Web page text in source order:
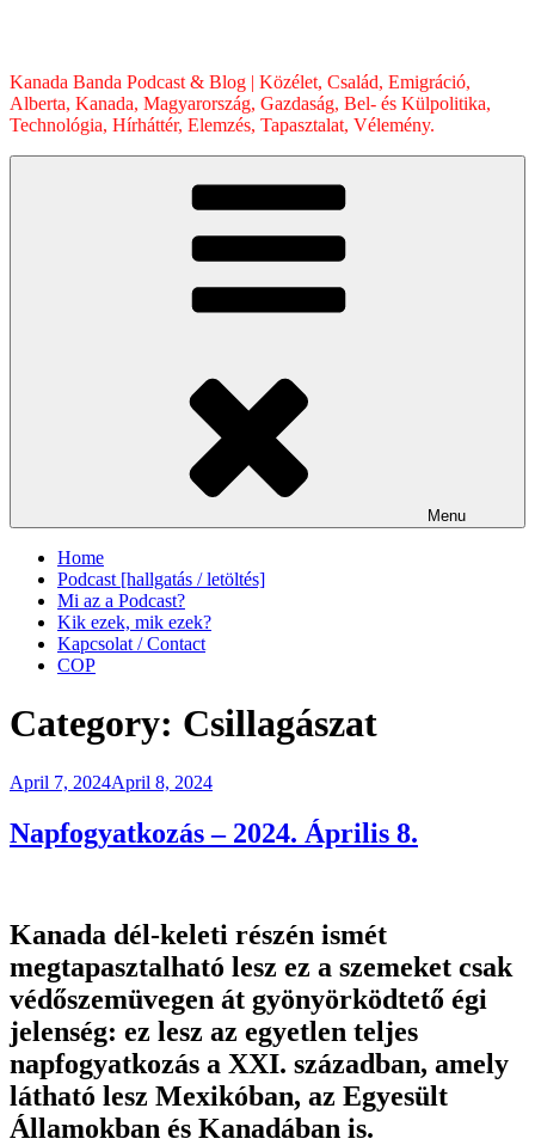
Kanada Banda Podcast & Blog | Közélet, Család, Emigráció,
Alberta, Kanada, Magyarország, Gazdaság, Bel- és Külpolitika,
Technológia, Hírháttér, Elemzés, Tapasztalat, Vélemény.
Menu
Home
Podcast [hallgatás / letöltés]
Mi az a Podcast?
Kik ezek, mik ezek?
Kapcsolat / Contact
COP
Category: Csillagászat
Posted
April 7, 2024April 8, 2024
Napfogyatkozás – 2024. Április 8.
Kanada dél-keleti részén ismét
megtapasztalható lesz ez a szemeket csak
védőszemüvegen át gyönyörködtető égi
jelenség: ez lesz az egyetlen teljes
napfogyatkozás a XXI. században, amely
látható lesz Mexikóban, az Egyesült
Államokban és Kanadában is.